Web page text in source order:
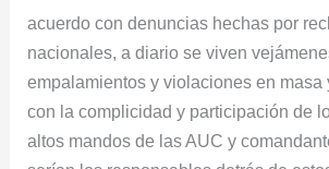
acuerdo con denuncias hechas por
nacionales, a diario se viven
empalamientos y violaciones en masa
con la complicidad y participación de
altos mandos de las AUC y